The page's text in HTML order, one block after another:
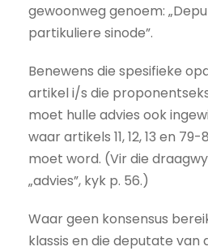
gewoonweg genoem:
partikuliere sinode”.
Benewens die spesifieke
artikel i/s die
moet hulle advies ook
waar artikels 11, 12, 13 en
moet word. (Vir die
„advies”, kyk p. 56.)
Waar geen konsensus
klassis en die deputate van